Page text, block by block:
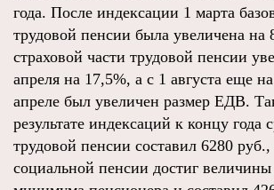
года. После индексации 1 марта
трудовой пенсии была увеличена на
страховой части трудовой пенсии
апреля на 17,5%, а с 1 августа еще
апреле был увеличен размер ЕДВ.
результате индексаций к концу года
трудовой пенсии составил 6280
социальной пенсии достиг